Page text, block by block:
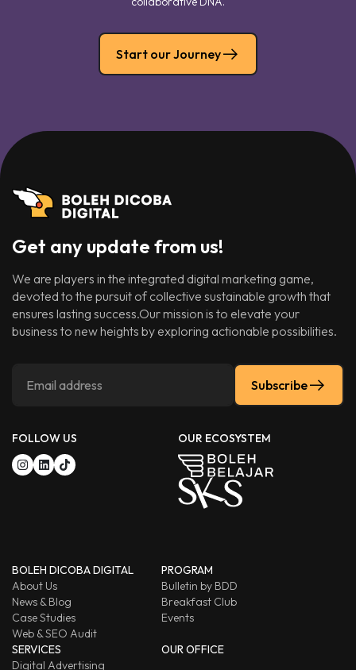
Start our Journey
Get any update from us!
We are players in the integrated digital marketing game,
devoted to the pursuit of collective sustainable growth that
ensures lasting success.Our mission is to elevate your
business to new heights by exploring actionable possibilities.
Subscribe
FOLLOW US OUR ECOSYSTEM
BOLEH DICOBA DIGITAL
About Us
News & Blog
Case Studies
Web & SEO Audit
PROGRAM
Bulletin by BDD
Breakfast Club
Events
SERVICES
Digital Advertising
OUR OFFICE